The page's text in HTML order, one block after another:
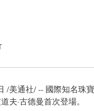
/美通社/ -- 國際知名珠
夫·古德曼首次登場。